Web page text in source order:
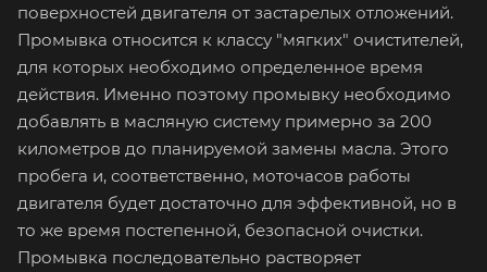
поверхностей двигателя от застарелых отложений.
Промывка относится к классу "мягких" очистителей,
для которых необходимо определенное время
действия. Именно поэтому промывку необходимо
добавлять в масляную систему примерно за 200
километров до планируемой замены масла. Этого
пробега и, соответственно, моточасов работы
двигателя будет достаточно для эффективной, но в
то же время постепенной, безопасной очистки.
Промывка последовательно растворяет